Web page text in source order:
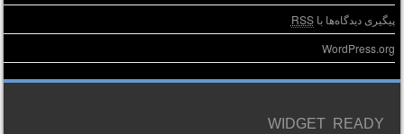
پیگیری دیدگاه‌ها باRSS
WordPress.org
WIDGET READY